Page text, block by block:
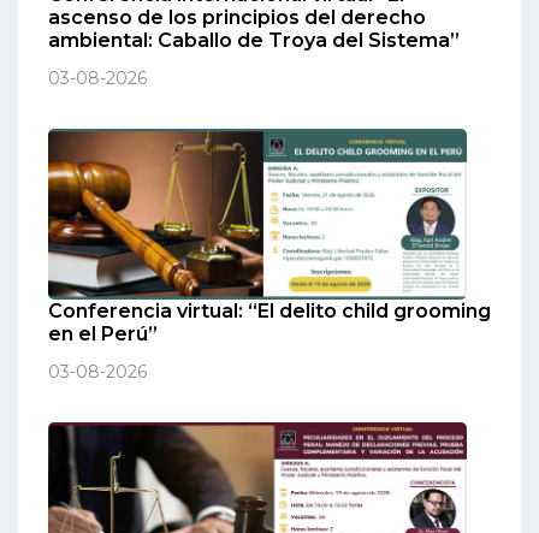
ascenso de los principios del derecho
ambiental: Caballo de Troya del Sistema”
03-08-2026
Conferencia virtual: “El delito child grooming
en el Perú”
03-08-2026